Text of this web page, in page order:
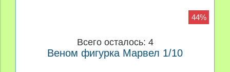
44%
Всего осталось: 4
Веном фигурка Марвел 1/10